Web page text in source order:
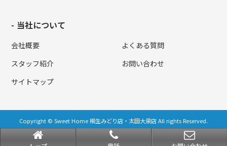
当社について
会社概要
よくある質問
スタッフ紹介
お問い合わせ
サイトマップ
Copyright © Sweet Home 桐生みどり店・太田大泉店 All rights Reserved.
powered by 不動産クラウドオフィス